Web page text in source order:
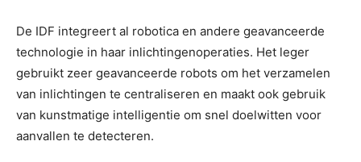
De IDF integreert al robotica en andere geavanceerde
technologie in haar inlichtingenoperaties. Het leger
gebruikt zeer geavanceerde robots om het verzamelen
van inlichtingen te centraliseren en maakt ook gebruik
van kunstmatige intelligentie om snel doelwitten voor
aanvallen te detecteren.